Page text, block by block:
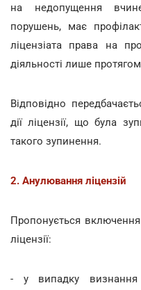
на недопущення
порушень, має
ліцензіата права на
діяльності лише
Відповідно
дії ліцензії, що була
такого зупинення.
2. Анулювання ліцензій
Пропонується
ліцензії:
- у випадку визнання